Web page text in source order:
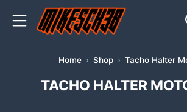
InhaltMobile Menü
Home Shop Tacho Halter
TACHO HALTER